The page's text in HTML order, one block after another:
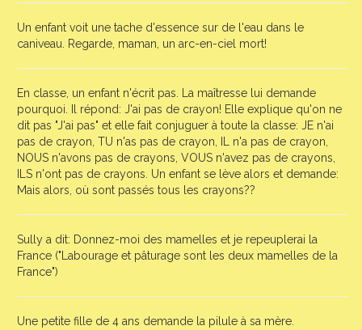
Un enfant voit une tache d'essence sur de l'eau dans le
caniveau. Regarde, maman, un arc-en-ciel mort!
En classe, un enfant n'écrit pas. La maîtresse lui demande
pourquoi. Il répond: J'ai pas de crayon! Elle explique qu'on ne
dit pas "J'ai pas" et elle fait conjuguer à toute la classe: JE n'ai
pas de crayon, TU n'as pas de crayon, IL n'a pas de crayon,
NOUS n'avons pas de crayons, VOUS n'avez pas de crayons,
ILS n'ont pas de crayons. Un enfant se lève alors et demande:
Mais alors, où sont passés tous les crayons??
Sully a dit: Donnez-moi des mamelles et je repeuplerai la
France ("Labourage et pâturage sont les deux mamelles de la
France")
Une petite fille de 4 ans demande la pilule à sa mère.